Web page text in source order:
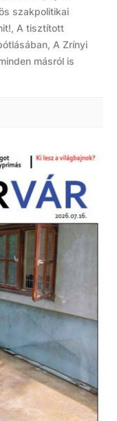
szakpolitikai
A tisztított
A Zrínyi
másról is